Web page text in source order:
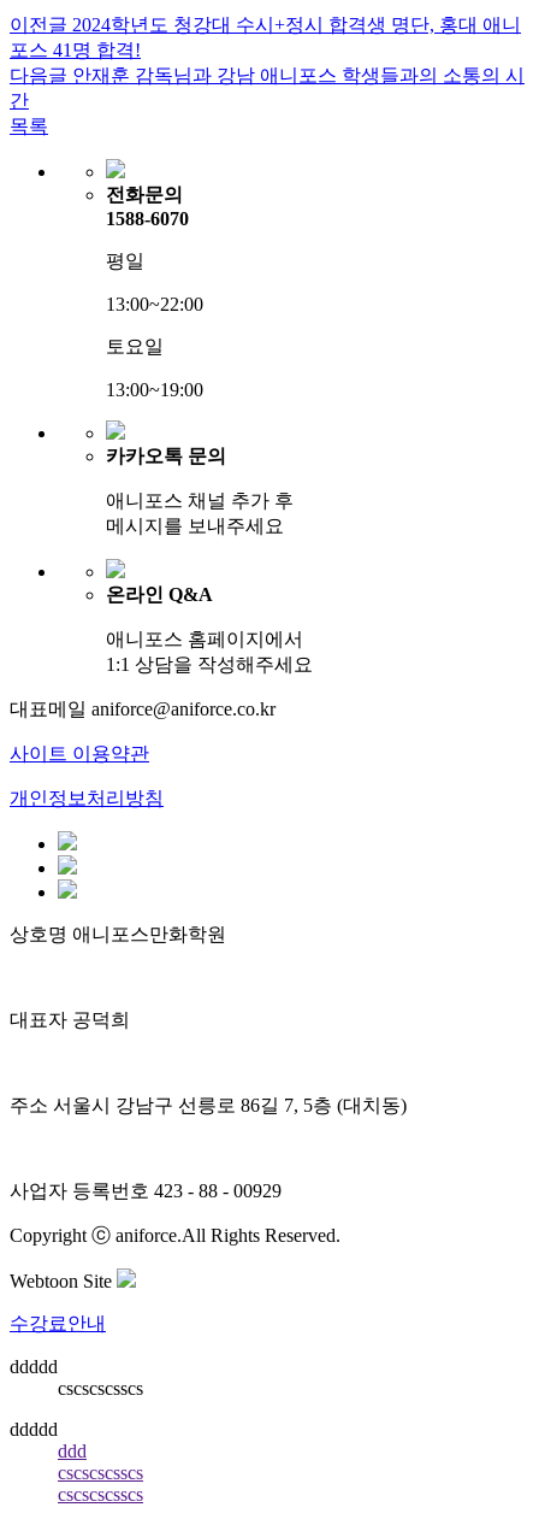
이전글 2024학년도 청강대 수시+정시 합격생 명단, 홍대 애니
포스 41명 합격!
다음글 안재훈 감독님과 강남 애니포스 학생들과의 소통의 시
간
목록
전화문의
1588-6070
평일
13:00~22:00
토요일
13:00~19:00
카카오톡 문의
애니포스 채널 추가 후
메시지를 보내주세요
온라인 Q&A
애니포스 홈페이지에서
1:1 상담을 작성해주세요
대표메일 aniforce@aniforce.co.kr
사이트 이용약관
개인정보처리방침
상호명 애니포스만화학원
대표자 공덕희
주소 서울시 강남구 선릉로 86길 7, 5층 (대치동)
사업자 등록번호 423 - 88 - 00929
Copyright ⓒ aniforce.All Rights Reserved.
Webtoon Site
수강료안내
ddddd
cscscscsscs
ddddd
ddd
cscscscsscs
cscscscsscs